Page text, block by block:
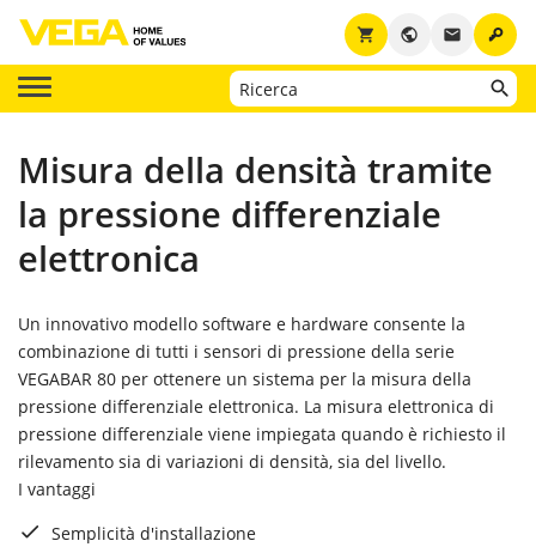
key
email
public
shopping_cart
Misura della densità tramite
la pressione differenziale
elettronica
Un innovativo modello software e hardware consente la
combinazione di tutti i sensori di pressione della serie
VEGABAR 80 per ottenere un sistema per la misura della
pressione differenziale elettronica. La misura elettronica di
pressione differenziale viene impiegata quando è richiesto il
rilevamento sia di variazioni di densità, sia del livello.
I vantaggi
Semplicità d'installazione